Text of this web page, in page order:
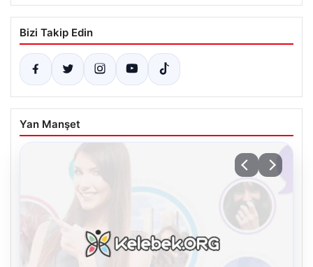
Bizi Takip Edin
Yan Manşet